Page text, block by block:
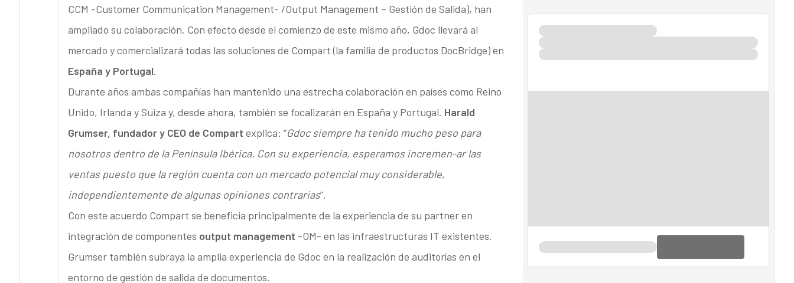
CCM -Customer Communication Management- /Output Management – Gestión de Salida), han
ampliado su colaboración. Con efecto desde el comienzo de este mismo año, Gdoc llevará al
mercado y comercializará todas las soluciones de Compart (la familia de productos DocBridge) en
España y Portugal.
Durante años ambas compañías han mantenido una estrecha colaboración en países como Reino
Unido, Irlanda y Suiza y, desde ahora, también se focalizarán en España y Portugal. Harald
Grumser, fundador y CEO de Compart explica: “Gdoc siempre ha tenido mucho peso para
nosotros dentro de la Península Ibérica. Con su experiencia, esperamos incremen-ar las
ventas puesto que la región cuenta con un mercado potencial muy considerable,
independientemente de algunas opiniones contrarias”.
Con este acuerdo Compart se beneficia principalmente de la experiencia de su partner en
integración de componentes output management -OM- en las infraestructuras IT existentes.
Grumser también subraya la amplia experiencia de Gdoc en la realización de auditorías en el
entorno de gestión de salida de documentos.